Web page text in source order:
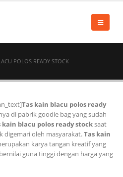
POLOS READY STOCK
Tas kain blacu polos ready
di pabrik goodie bag yang sudah
kain blacu polos ready stocksaat
digemari oleh masyarakat.Tas kain
karya tangan kreatif yang
guna tinggi dengan harga yang